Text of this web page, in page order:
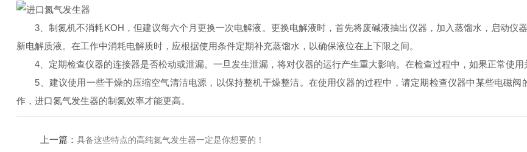
3、制氮机不消耗KOH，但建议每六个月更换一次电解液。更换电解液时，首先将废碱液抽出仪器，加入蒸馏水，启动仪
新电解质液。在工作中消耗电解质时，应根据使用条件定期补充蒸馏水，以确保液位在上下限之间。
4、定期检查仪器的连接器是否松动或泄漏。一旦发生泄漏，将对仪器的运行产生重大影响。在检查过程中，如果正常使用
5、建议使用一些干燥的压缩空气清洁电源，以保持整机干燥整洁。在使用仪器的过程中，请定期检查仪器中某些电磁阀
作，进口氮气发生器的制氮效率才能更高。
上一篇： 具备这些特点的高纯氮气发生器一定是你想要的！